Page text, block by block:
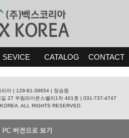
SEVICE CATALOG CONTACT
리아 | 129-81-39654 | 정승원
27 우림라이온스밸리1차 401호 | 031-737-4747
ALL RIGHTS RESERVED.